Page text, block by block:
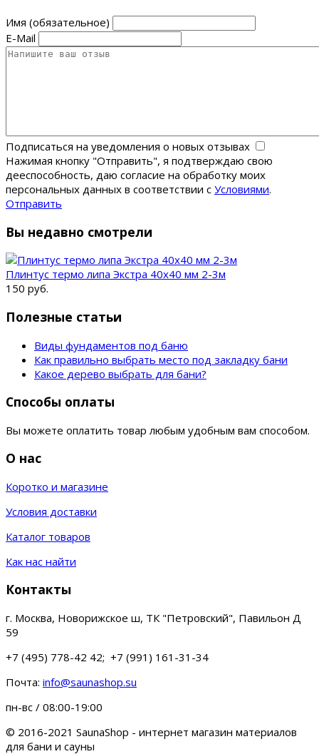
Имя (обязательное)
E-Mail
Подписаться на уведомления о новых отзывах
Нажимая кнопку "Отправить", я подтверждаю свою
дееспособность, даю согласие на обработку моих
персональных данных в соответствии с Условиями.
Отправить
Вы недавно смотрели
Плинтус термо липа Экстра 40x40 мм 2-3м
150 руб.
Полезные статьи
Виды фундаментов под баню
Как правильно выбрать место под закладку бани
Какое дерево выбрать для бани?
Способы оплаты
Вы можете оплатить товар любым удобным вам способом.
О нас
Коротко и магазине
Условия доставки
Каталог товаров
Как нас найти
Контакты
г. Москва, Новорижское ш, ТК "Петровский", Павильон Д
59
+7 (495) 778-42 42; +7 (991) 161-31-34
Почта: info@saunashop.su
пн-вс / 08:00-19:00
© 2016-2021 SaunaShop - интернет магазин материалов
для бани и сауны